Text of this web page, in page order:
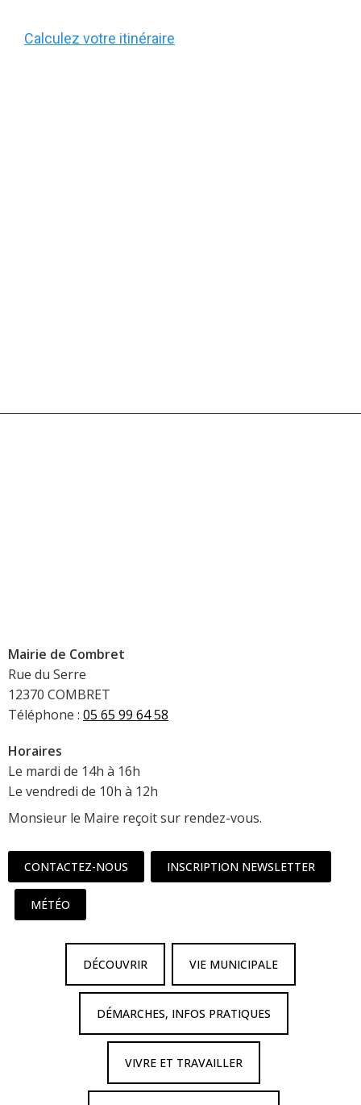
Calculez votre itinéraire
Mairie de Combret
Rue du Serre
12370 COMBRET
Téléphone : 05 65 99 64 58
Horaires
Le mardi de 14h à 16h
Le vendredi de 10h à 12h
Monsieur le Maire reçoit sur rendez-vous.
CONTACTEZ-NOUS INSCRIPTION NEWSLETTER
MÉTÉO
DÉCOUVRIR VIE MUNICIPALE
DÉMARCHES, INFOS PRATIQUES
VIVRE ET TRAVAILLER